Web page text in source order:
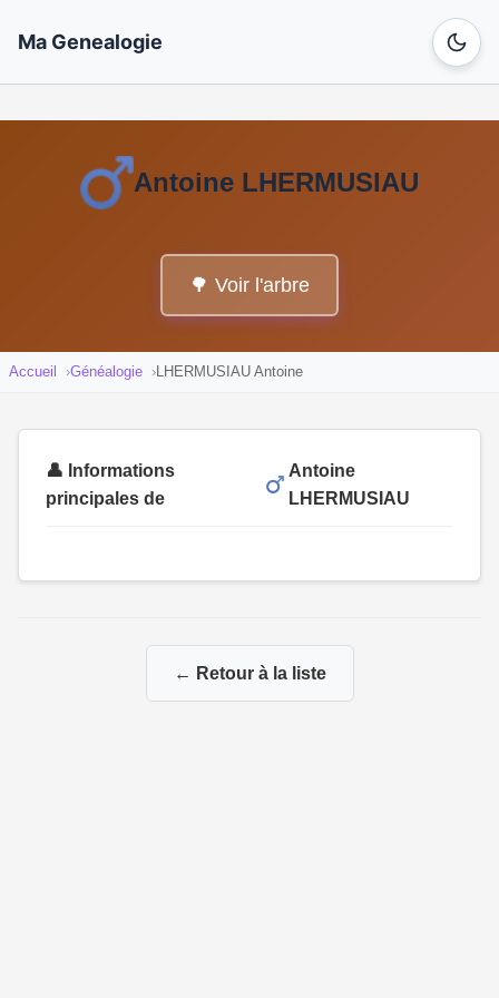
Ma Genealogie
Antoine LHERMUSIAU
🌳 Voir l'arbre
Accueil Généalogie LHERMUSIAU Antoine
👤 Informations
principales de
Antoine
LHERMUSIAU
← Retour à la liste